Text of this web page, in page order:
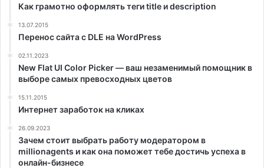
Как грамотно оформлять теги title и description
13.07.2015
Перенос сайта с DLE на WordPress
02.11.2023
New Flat UI Color Picker — ваш незаменимый помощник в
выборе самых превосходных цветов
15.11.2015
Интернет заработок на кликах
26.09.2023
Зачем стоит выбрать работу модератором в
millionagents и как она поможет тебе достичь успеха в
онлайн-бизнесе